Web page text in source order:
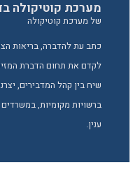
מערכת קוטיקולה
של מערכת קוטיקולה
כתב עת להדברה, בריאות
לקדם את תחום הדברת
שיח בין קהל המדבירים,
ברשויות מקומיות,
ענין.